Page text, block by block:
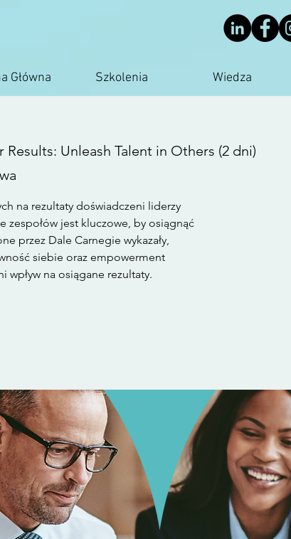
Główna Szkolenia Wiedza
Unleash Talent in Others (2 dni)
na rezultaty doświadczeni liderzy
zespołów jest kluczowe, by osiągnąć
przez Dale Carnegie wykazały,
siebie oraz empowerment
wpływ na osiągane rezultaty.